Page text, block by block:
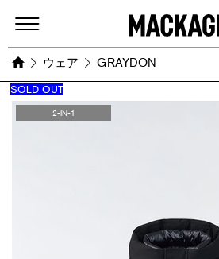
ウェア GRAYDON
SOLD OUT
2-IN-1
Images